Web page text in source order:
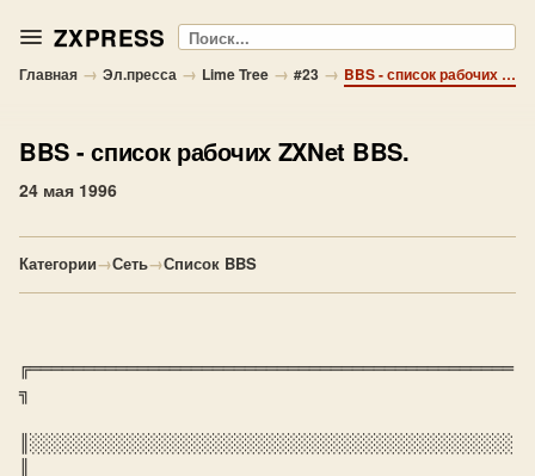
ZXPRESS Поиск
Главная → Эл.пресса → Lime Tree → #23 → BBS - список рабочих ZXNet BBS.
BBS - список рабочих ZXNet BBS.
24 мая 1996
Категории→Сеть→Список BBS
╔═════════════════════════════════════════════
╗
║░░░░░░░░░░░░░░░░░░░░░░░░░░░░░░░░░░░░░░░░░░░░░